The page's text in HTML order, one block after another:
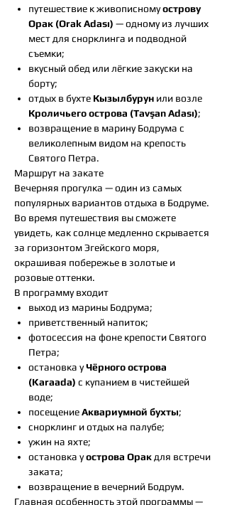
путешествие к живописномуострову
Орак (Orak Adası) — одному из лучших
мест для снорклинга и подводной
съемки;
вкусный обед или лёгкие закуски на
борту;
отдых в бухте Кызылбурун или возле
Кроличьего острова (Tavşan Adası);
возвращение в марину Бодрума с
великолепным видом на крепость
Святого Петра.
Маршрут на закате
Вечерняя прогулка — один из самых
популярных вариантов отдыха в Бодруме.
Во время путешествия вы сможете
увидеть, как солнце медленно скрывается
за горизонтом Эгейского моря,
окрашивая побережье в золотые и
розовые оттенки.
В программу входит
выход из марины Бодрума;
приветственный напиток;
фотосессия на фоне крепости Святого
Петра;
остановка уЧёрного острова
(Karaada) с купанием в чистейшей
воде;
посещениеАквариумной бухты;
снорклинг и отдых на палубе;
ужин на яхте;
остановка уострова Орак для встречи
заката;
возвращение в вечерний Бодрум.
Главная особенность этой программы —